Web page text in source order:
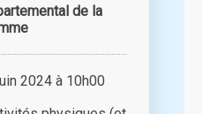
de la
2024 à 10h00